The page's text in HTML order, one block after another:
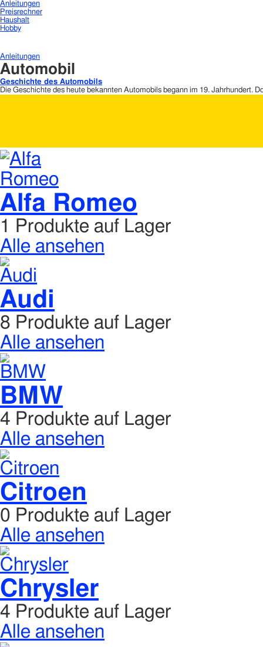
Anleitungen
Preisrechner
Haushalt
Hobby
Anleitungen
Automobil
Geschichte des Automobils
Die Geschichte des heute bekannten Automobils begann im 19. Jahrhundert.
Alfa Romeo
1 Produkte auf Lager
Alle ansehen
Audi
8 Produkte auf Lager
Alle ansehen
BMW
4 Produkte auf Lager
Alle ansehen
Citroen
0 Produkte auf Lager
Alle ansehen
Chrysler
4 Produkte auf Lager
Alle ansehen